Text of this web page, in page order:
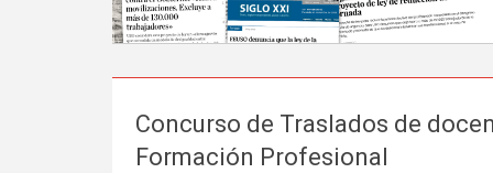
Concurso de Traslados de
Formación Profesional